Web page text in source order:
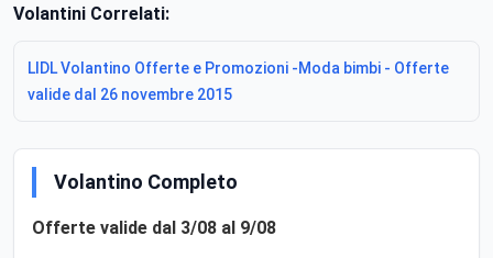
Volantini Correlati:
LIDL Volantino Offerte e Promozioni -Moda bimbi - Offerte
valide dal 26 novembre 2015
Volantino Completo
Offerte valide dal 3/08 al 9/08